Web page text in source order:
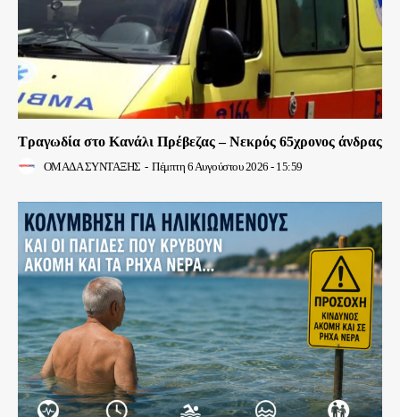
Τραγωδία στο Κανάλι Πρέβεζας – Νεκρός 65χρονος άνδρας
ΟΜΑΔΑ ΣΥΝΤΑΞΗΣ - Πέμπτη 6 Αυγούστου 2026 - 15:59